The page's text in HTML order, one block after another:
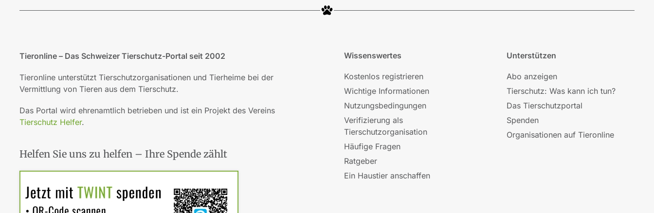
Tieronline – Das Schweizer Tierschutz-Portal seit 2002
Tieronline unterstützt Tierschutzorganisationen und Tierheime bei der
Vermittlung von Tieren aus dem Tierschutz.
Das Portal wird ehrenamtlich betrieben und ist ein Projekt des Vereins
Tierschutz Helfer.
Helfen Sie uns zu helfen – Ihre Spende zählt
Wissenswertes
Kostenlos registrieren
Wichtige Informationen
Nutzungsbedingungen
Verifizierung als
Tierschutzorganisation
Häufige Fragen
Ratgeber
Ein Haustier anschaffen
Unterstützen
Abo anzeigen
Tierschutz: Was kann ich tun?
Das Tierschutzportal
Spenden
Organisationen auf Tieronline